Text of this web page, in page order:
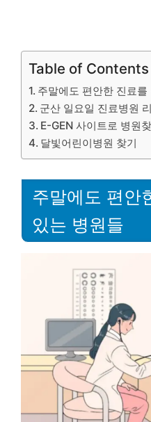
Table of Contents
주말에도 편안한 진료
군산 일요일 진료병원
E-GEN 사이트로 병원
달빛어린이병원 찾기
주말에도 편안
있는 병원들